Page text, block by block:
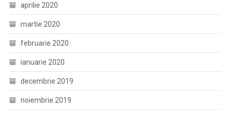
aprilie 2020
martie 2020
februarie 2020
ianuarie 2020
decembrie 2019
noiembrie 2019